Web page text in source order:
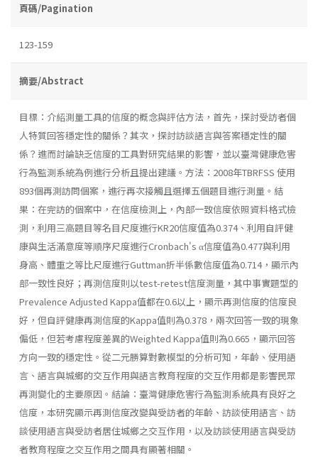
頁碼/Pagination
123-159
摘要/Abstract
目標：介紹測量工具的信度的概念與評估方法，首先，探討受訪者個
人特質回答穩定性的關係？其次，探討訪談語言與答案穩定性的關
係？進而討論缺乏信度的工具對研究結果的影響，並以臺灣健康危害
行為監測系統為例進行分析且提出建議。方法：2008年TBRFSS 使用
893個再測訪問個案，進行再次接觸且選擇五個題目進行測量。結
果：在完訪的個案中，在信度檢測上，內部一致信度依照資料格式檢
測，利用三高題目等名目尺度進行KR20信度值為0.374、利用自評健
康與生活滿意度等順序尺度進行Cronbach's α信度值為0.477與利用
身高、體重之等比尺度進行Guttman折半係數信度值為0.714，顯示內
部一致性良好；再測信度則以test-retest信度測量，其中事實題型的
Prevalence Adjusted Kappa值都在0.6以上，顯示再測信度的信度良
好，但自評健康再測信度的Kappa值則為0.378，兩次回答一致的現象
偏低，但若考慮程度差異的Weighted Kappa值則為0.665，顯示回答
方向一致的穩定性。從二元勝算對數模型的分析可知，年齡、使用語
言、語言與城鄉的交互作用與語言教育程度的交互作用都是影響民眾
再測變化的主要原因。結論：臺灣健康危害行為監測系統具有良好之
信度，本研究顯示再測信度改變與受訪者的年齡、訪談使用語言、訪
談使用語言與受訪者居住城鄉之交互作用，以及訪談使用語言與受訪
者教育程度之交互作用之間具有顯著相關。